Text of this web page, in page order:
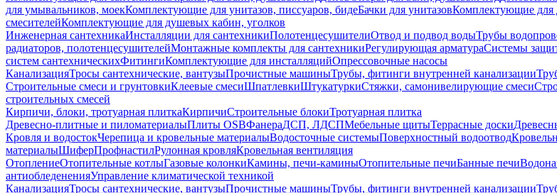
для умывальников, моекКомплектующие для унитазов, писсуаров, бидеБачки для унитазовКомплектующие для
смесителейКомплектующие для душевых кабин, уголков
Инженерная сантехникаИнсталляции для сантехникиПолотенцесушителиОтвод и подвод водыТрубы
радиаторов, полотенцесушителейМонтажные комплекты для сантехникиРегулирующая арматураСистемы
систем сантехническихФитингиКомплектующие для инсталляцийОпрессовочные насосы
КанализацияТросы сантехнические, вантузыПрочистные машиныТрубы, фитинги внутренней канализации
Строительные смеси и грунтовкиКлеевые смесиШпатлевкиШтукатуркиСтяжки, самонивелирующие смеси
строительных смесей
Кирпичи, блоки, тротуарная плиткаКирпичиСтроительные блокиТротуарная плитка
Древесно-плитные и пиломатериалыПлиты OSBФанераДСП, ЛДСПМебельные щитыТеррасные доски
Кровля и водостокЧерепица и кровельные материалыВодосточные системыПоверхностный водоотвод
материалыШиферПрофнастилРулонная кровляКровельная вентиляция
ОтоплениеОтопительные котлыГазовые колонкиКамины, печи-каминыОтопительные печиБанные печи
антиобледененияУправление климатической техникой
КанализацияТросы сантехнические, вантузыПрочистные машиныТрубы, фитинги внутренней канализации